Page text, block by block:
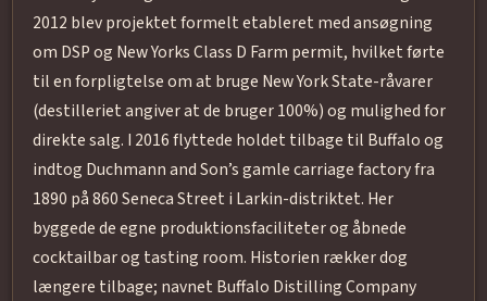
2012 blev projektet formelt etableret med ansøgning
om DSP og New Yorks Class D Farm permit, hvilket førte
til en forpligtelse om at bruge New York State-råvarer
(destilleriet angiver at de bruger 100%) og mulighed for
direkte salg. I 2016 flyttede holdet tilbage til Buffalo og
indtog Duchmann and Son’s gamle carriage factory fra
1890 på 860 Seneca Street i Larkin-distriktet. Her
byggede de egne produktionsfaciliteter og åbnede
cocktailbar og tasting room. Historien rækker dog
længere tilbage; navnet Buffalo Distilling Company